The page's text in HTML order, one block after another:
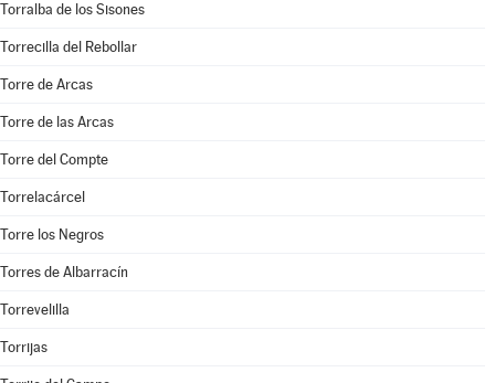
Torralba de los Sisones
Torrecilla del Rebollar
Torre de Arcas
Torre de las Arcas
Torre del Compte
Torrelacárcel
Torre los Negros
Torres de Albarracín
Torrevelilla
Torrijas